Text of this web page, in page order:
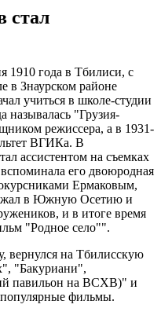
стал
1910 года в Тбилиси, с
в Знаурском районе
учиться в школе-студии
называлась "Грузия-
режиссера, а в 1931-
ВГИКа. В
ассистентом на съемках
его двоюродная
Ермаковым,
в Южную Осетию и
и в итоге время
"Родное село"".
вернулся на Тбилисскую
"Бакуриани",
павильон на ВСХВ)" и
фильмы.